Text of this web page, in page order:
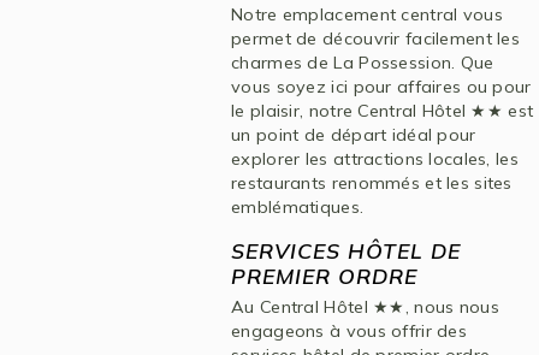
Notre emplacement central vous
permet de découvrir facilement les
charmes de La Possession. Que
vous soyez ici pour affaires ou pour
le plaisir, notre Central Hôtel ★★ est
un point de départ idéal pour
explorer les attractions locales, les
restaurants renommés et les sites
emblématiques.
SERVICES HÔTEL DE
PREMIER ORDRE
Au Central Hôtel ★★, nous nous
engageons à vous offrir des